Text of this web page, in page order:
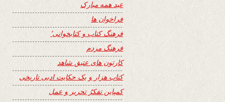
عید همه مبارک
فراخوان ها
فرهنگ کتاب و کتابخوانی٬
فرهنگ مردم
کارتون های عتیق شاهد
کتاب هزار و یک حکایت ادبی تاریخی
کمپاین تفکرُ تحریر و عمل